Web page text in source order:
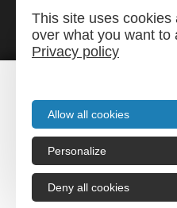
Menu Recherche
This site uses cookies
over what you want to
Privacy policy
Allow all cookies
Personalize
Deny all cookies